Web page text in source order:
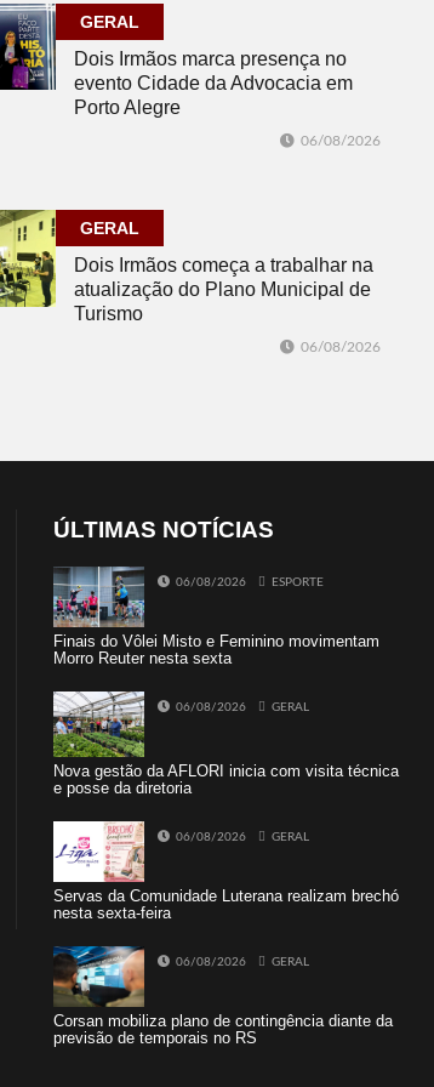
GERAL
Dois Irmãos marca presença no
evento Cidade da Advocacia em
Porto Alegre
06/08/2026
GERAL
Dois Irmãos começa a trabalhar na
atualização do Plano Municipal de
Turismo
06/08/2026
ÚLTIMAS NOTÍCIAS
06/08/2026 ESPORTE
Finais do Vôlei Misto e Feminino movimentam
Morro Reuter nesta sexta
06/08/2026 GERAL
Nova gestão da AFLORI inicia com visita técnica
e posse da diretoria
06/08/2026 GERAL
Servas da Comunidade Luterana realizam brechó
nesta sexta-feira
06/08/2026 GERAL
Corsan mobiliza plano de contingência diante da
previsão de temporais no RS